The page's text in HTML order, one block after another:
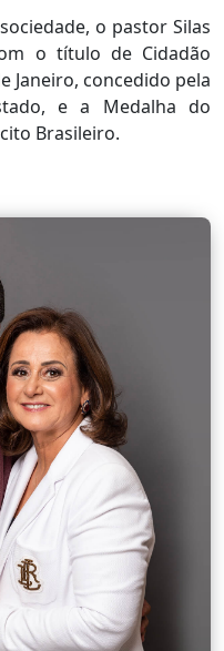
o pastor Silas
o título de Cidadão
Janeiro, concedido pela
e a Medalha do
Brasileiro.